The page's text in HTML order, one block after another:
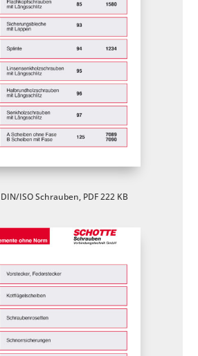
ISO Schrauben, PDF 222 KB